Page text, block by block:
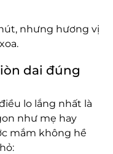
nhưng hương vị
dai đúng
lo lắng nhất là
như mẹ hay
mắm không hề